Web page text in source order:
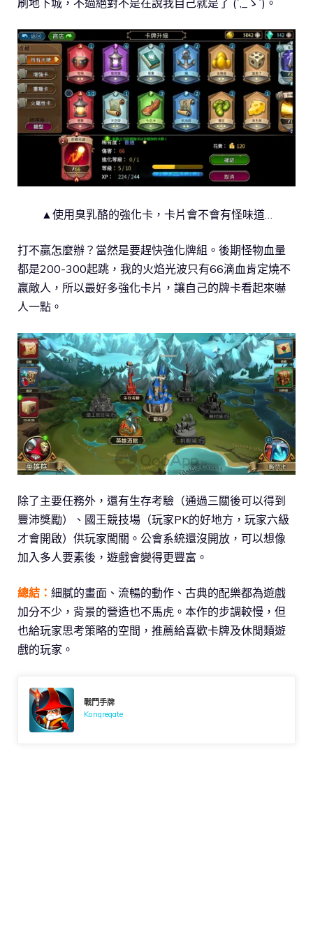
▲使用臭乳酪的強化卡，卡片會不會有怪味道…
打不贏怎麼辦？當然是要趕快強化牌組。後期怪物血量
都是200-300起跳，我的火焰光波只有66滴血肯定燒不
贏敵人，所以最好多強化卡片，讓自己的牌卡看起來嚇
人一點。
除了主要任務外，還有生存考驗（通過三關後可以得到
豐沛獎勵）、國王競技場（玩家PK的好地方，玩家六級
才會開啟）供玩家闖關。公會系統還沒開放，可以想像
加入多人要素後，遊戲會變得更豐富。
總結： 細膩的畫面、流暢的動作、古典的配樂都為遊戲
加分不少，背景的營造也不馬虎。本作的步調較慢，但
也給玩家思考策略的空間，推薦給喜歡卡牌及休閒類遊
戲的玩家。
戰鬥手牌
Kongregate